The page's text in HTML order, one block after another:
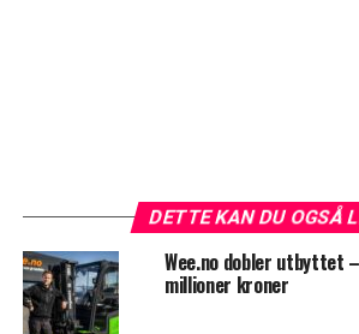
DETTE KAN DU OGSÅ
Wee.no dobler utbyttet
millioner kroner